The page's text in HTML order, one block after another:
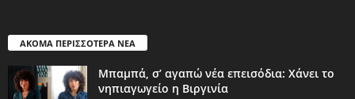
ΑΚΟΜΑ ΠΕΡΙΣΣΟΤΕΡΑ ΝΕΑ
Μπαμπά, σ’ αγαπώ νέα επεισόδια: Χάνει το
νηπιαγωγείο η Βιργινία